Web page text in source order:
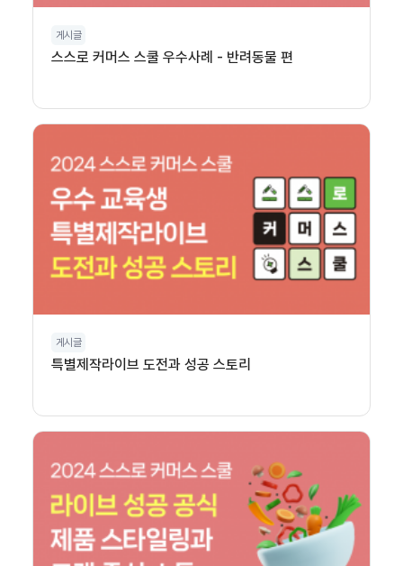
게시글
스스로 커머스 스쿨 우수사례 - 반려동물 편
게시글
특별제작라이브 도전과 성공 스토리